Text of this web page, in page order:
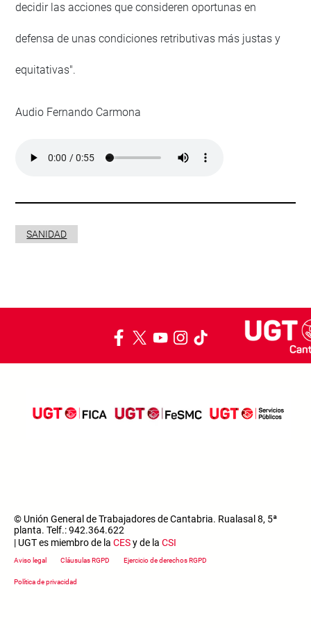
decidir las acciones que consideren oportunas en
defensa de unas condiciones retributivas más justas y
equitativas".
Audio Fernando Carmona
SANIDAD
© Unión General de Trabajadores de Cantabria. Rualasal 8, 5ª
planta. Telf.: 942.364.622
| UGT es miembro de la CESy de la CSI
Footer menu
Aviso legal Cláusulas RGPD Ejercicio de derechos RGPD
Política de privacidad